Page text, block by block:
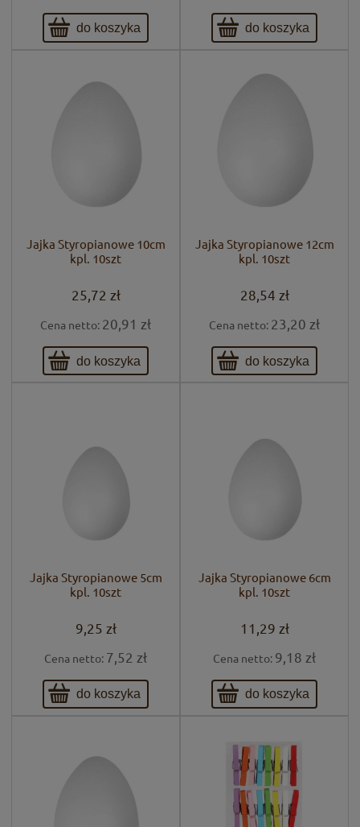
do koszyka do koszyka
Jajka Styropianowe 10cm
kpl. 10szt
25,72 zł
Cena netto: 20,91 zł
do koszyka
Jajka Styropianowe 12cm
kpl. 10szt
28,54 zł
Cena netto: 23,20 zł
do koszyka
Jajka Styropianowe 5cm
kpl. 10szt
9,25 zł
Cena netto: 7,52 zł
do koszyka
Jajka Styropianowe 6cm
kpl. 10szt
11,29 zł
Cena netto: 9,18 zł
do koszyka